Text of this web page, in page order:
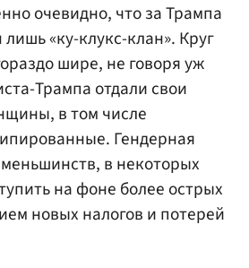
очевидно, что за Трампа
«ку-клукс-клан». Круг
шире, не говоря уж
Трампа отдали свои
в том числе
Гендерная
в некоторых
на фоне более острых
новых налогов и потерей